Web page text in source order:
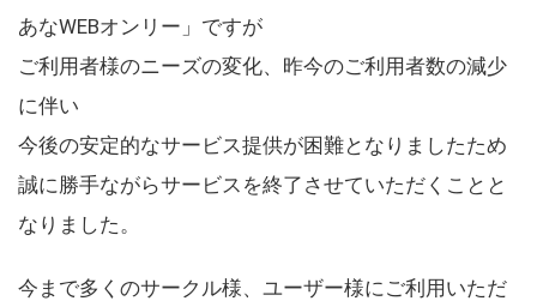
あなWEBオンリー」ですが
ご利用者様のニーズの変化、昨今のご利用者数の減少
に伴い
今後の安定的なサービス提供が困難となりましたため
誠に勝手ながらサービスを終了させていただくことと
なりました。
今まで多くのサークル様、ユーザー様にご利用いただ